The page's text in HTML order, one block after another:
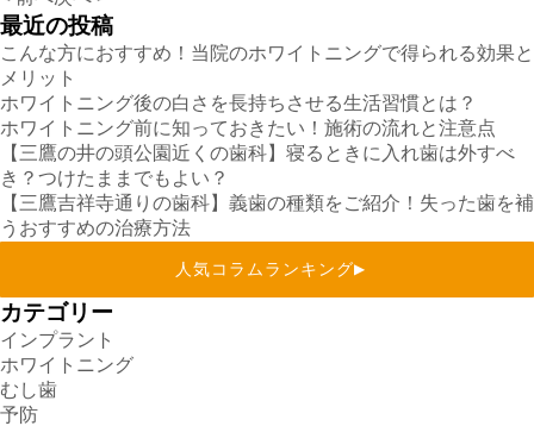
最近の投稿
こんな方におすすめ！当院のホワイトニングで得られる効果と
メリット
ホワイトニング後の白さを長持ちさせる生活習慣とは？
ホワイトニング前に知っておきたい！施術の流れと注意点
【三鷹の井の頭公園近くの歯科】寝るときに入れ歯は外すべ
き？つけたままでもよい？
【三鷹吉祥寺通りの歯科】義歯の種類をご紹介！失った歯を補
うおすすめの治療方法
▶
人気コラムランキング
カテゴリー
インプラント
ホワイトニング
むし歯
予防